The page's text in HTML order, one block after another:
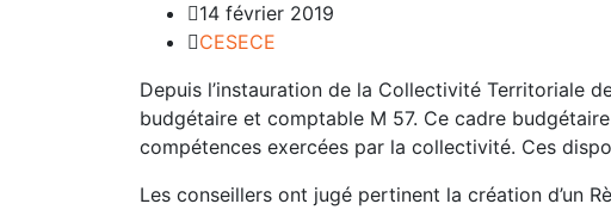
14 février 2019
CESECE
Depuis l’instauration de la Collectivité Territoriale
budgétaire et comptable M 57. Ce cadre
compétences exercées par la collectivité. Ces
Les conseillers ont jugé pertinent la création d’un